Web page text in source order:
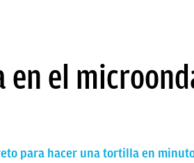
el
para hacer una tortilla en